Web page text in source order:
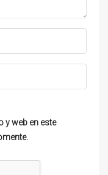
y web en este